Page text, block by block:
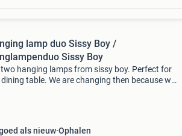
lamp duo Sissy Boy /
Sissy Boy
two hanging lamps from sissy boy. Perfect for
table. We are changing then because we
als nieuw Ophalen